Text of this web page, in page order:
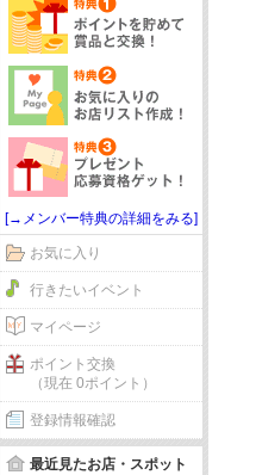
[→メンバー特典の詳細をみる]
お気に入り
行きたいイベント
マイページ
ポイント交換
（現在 0ポイント）
登録情報確認
最近見たお店・スポット